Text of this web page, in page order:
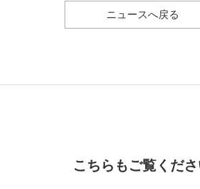
ニュースへ戻る
こちらもご覧くだ